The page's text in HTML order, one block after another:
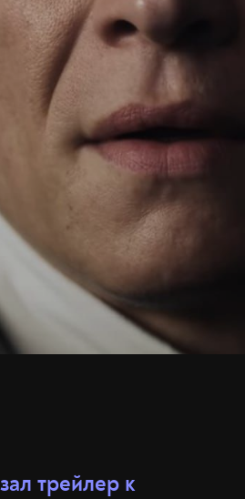
трейлер к